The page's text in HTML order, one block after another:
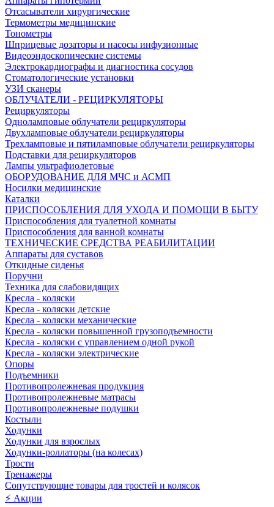
Отсасыватели хирургические
Термометры медицинские
Тонометры
Шприцевые дозаторы и насосы инфузионные
Видеоэндоскопические системы
Электрокардиографы и диагностика сосудов
Стоматологические установки
УЗИ сканеры
ОБЛУЧАТЕЛИ - РЕЦИРКУЛЯТОРЫ
Рециркуляторы
Одноламповые облучатели рециркуляторы
Двухламповые облучатели рециркуляторы
Трехламповые и пятиламповые облучатели рециркуляторы
Подставки для рециркуляторов
Лампы ультрафиолетовые
ОБОРУДОВАНИЕ ДЛЯ МЧС и АСМП
Носилки медицинские
Каталки
ПРИСПОСОБЛЕНИЯ ДЛЯ УХОДА И ПОМОЩИ В БЫТУ
Приспособления для туалетной комнаты
Приспособления для ванной комнаты
ТЕХНИЧЕСКИЕ СРЕДСТВА РЕАБИЛИТАЦИИ
Аппараты для суставов
Откидные сиденья
Поручни
Техника для слабовидящих
Кресла - коляски
Кресла - коляски детские
Кресла - коляски механические
Кресла - коляски повышенной грузоподъемности
Кресла - коляски с управлением одной рукой
Кресла - коляски электрические
Опоры
Подъемники
Противопролежневая продукция
Противопролежневые матрасы
Противопролежневые подушки
Костыли
Ходунки
Ходунки для взрослых
Ходунки-роллаторы (на колесах)
Трости
Тренажеры
Сопутствующие товары для тростей и колясок
⚡ Акции